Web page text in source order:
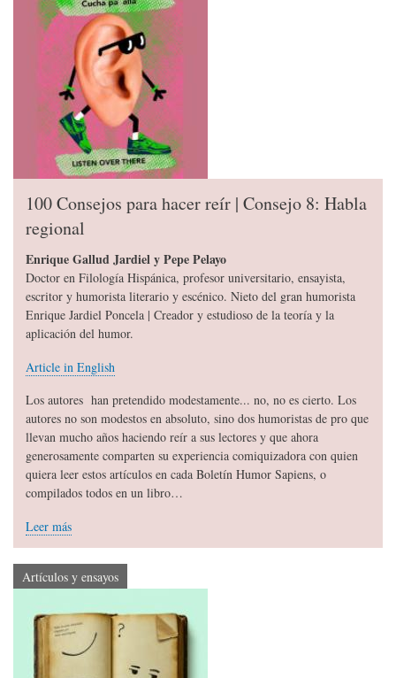
100 Consejos para hacer reír | Consejo 8: Habla
regional
Enrique Gallud Jardiel y Pepe Pelayo
Doctor en Filología Hispánica, profesor universitario, ensayista,
escritor y humorista literario y escénico. Nieto del gran humorista
Enrique Jardiel Poncela | Creador y estudioso de la teoría y la
aplicación del humor.
Article in English
Los autores han pretendido modestamente... no, no es cierto. Los
autores no son modestos en absoluto, sino dos humoristas de pro que
llevan mucho años haciendo reír a sus lectores y que ahora
generosamente comparten su experiencia comiquizadora con quien
quiera leer estos artículos en cada Boletín Humor Sapiens, o
compilados todos en un libro…
Leer más
Artículos y ensayos